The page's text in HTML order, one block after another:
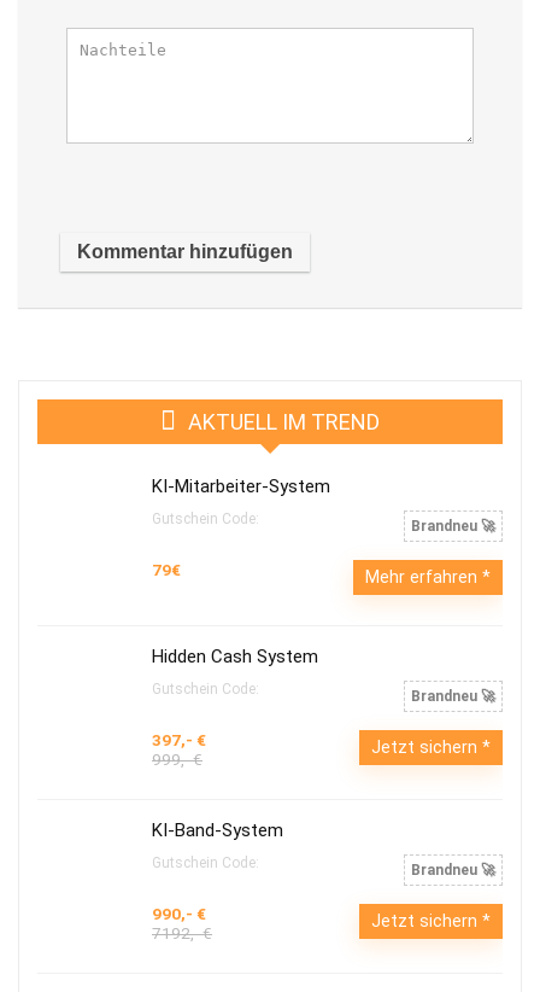
AKTUELL IM TREND
KI-Mitarbeiter-System
Gutschein Code: Brandneu 🚀
79€ Mehr erfahren
Hidden Cash System
Gutschein Code: Brandneu 🚀
397,- €
999,- €
Jetzt sichern
KI-Band-System
Gutschein Code: Brandneu 🚀
990,- €
7192,- €
Jetzt sichern